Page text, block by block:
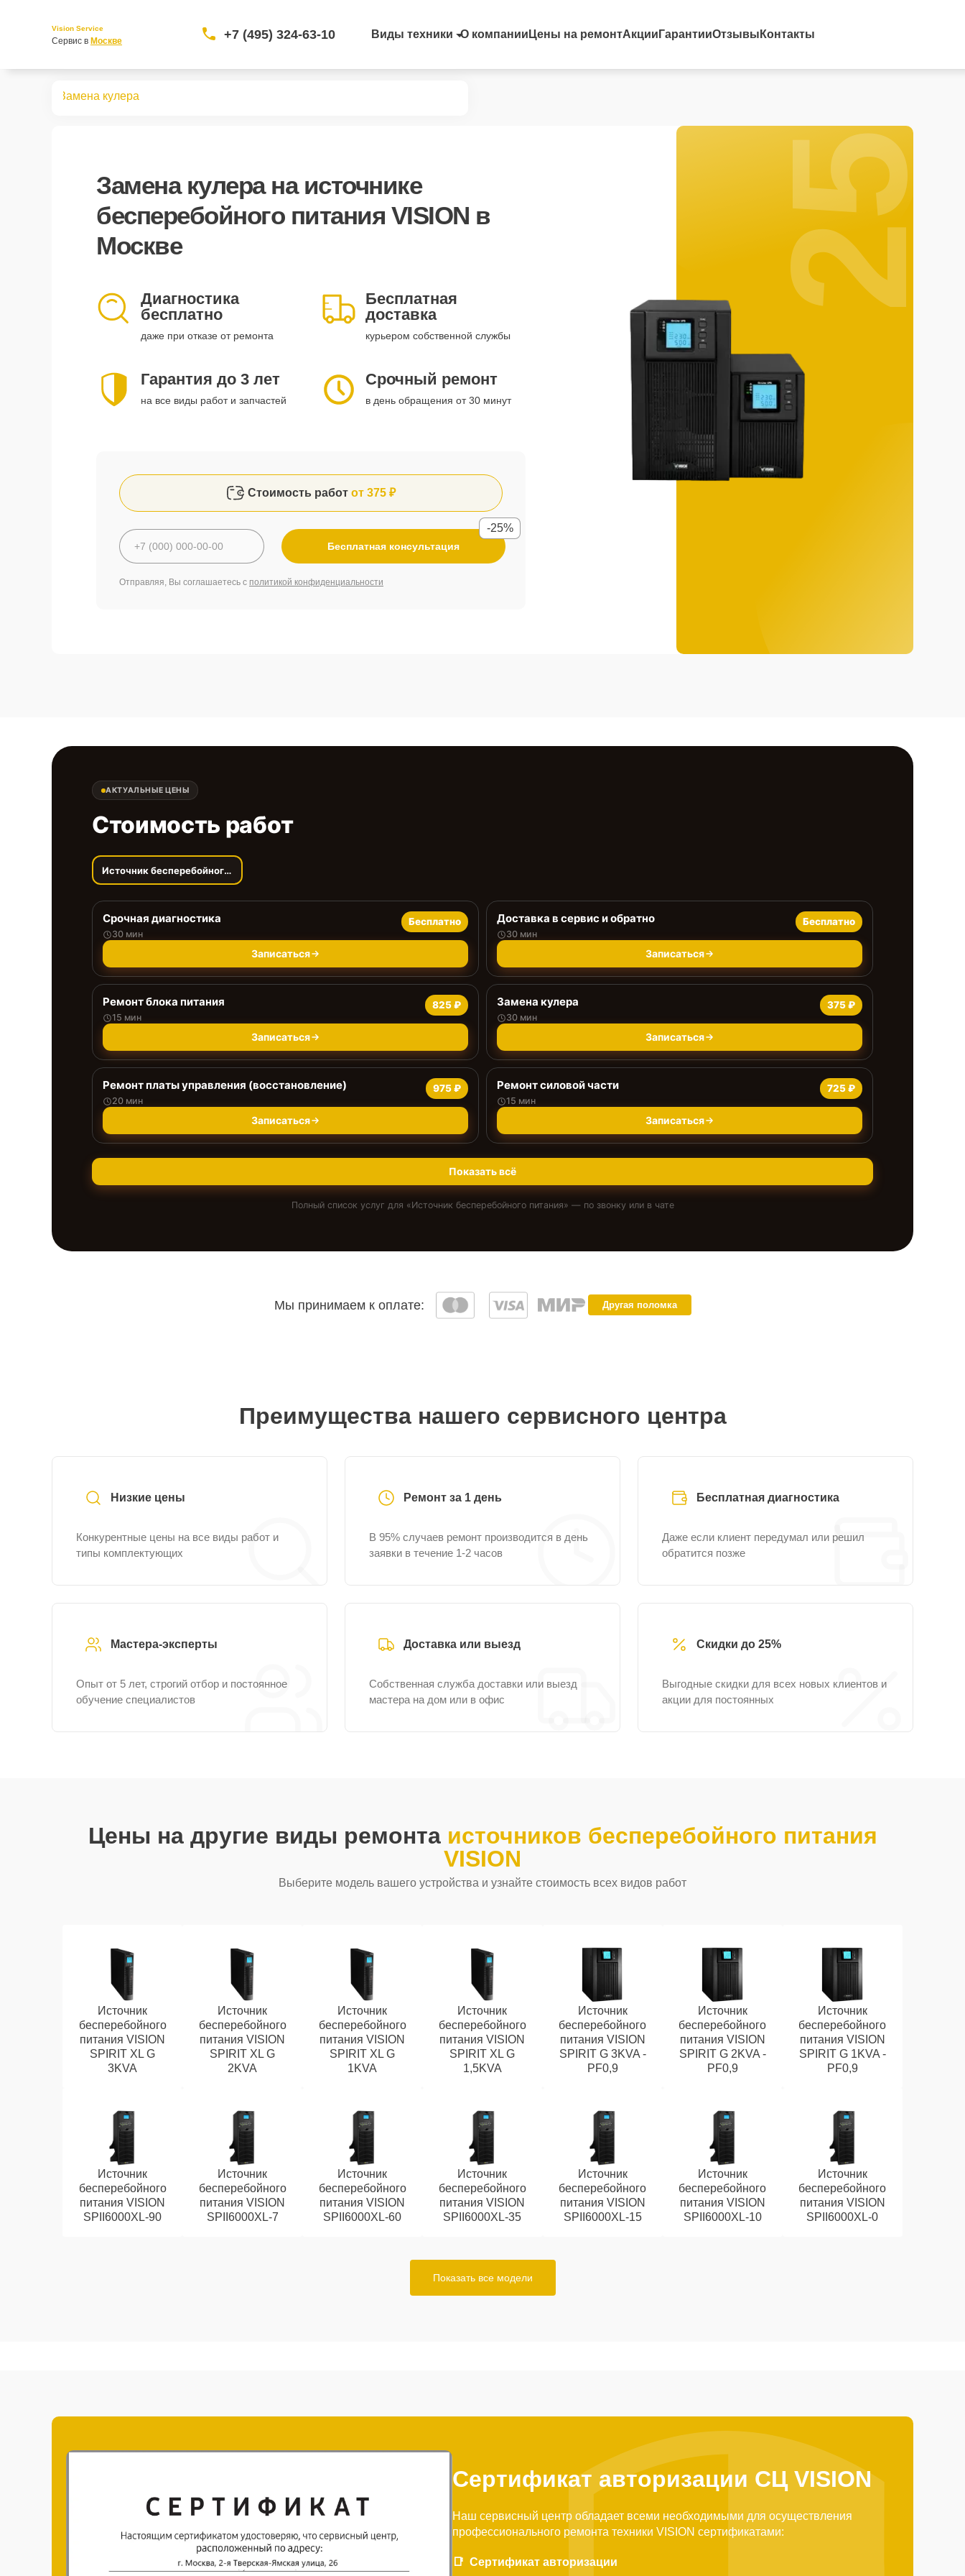
Vision Service
Сервис в Москве +7 (495) 324-63-10 Виды техники О компании Цены на ремонтАкции ГарантииОтзывы Контакты
Замена кулера
Замена кулерана источнике
бесперебойного питания VISION в
Москве
Диагностика
бесплатно
даже при отказе от ремонта
Бесплатная
доставка
курьером собственной службы
Гарантия до 3 лет
на все виды работ и запчастей
Срочный ремонт
в день обращения от 30 минут
Стоимость работ от 375 ₽
Бесплатная консультация
-25%
Отправляя, Вы соглашаетесь с политикой конфиденциальности
25%
АКТУАЛЬНЫЕ ЦЕНЫ
Стоимость работ
Источник бесперебойного питания
Срочная диагностика
30 мин
Бесплатно
Записаться
Доставка в сервис и обратно
30 мин
Бесплатно
Записаться
Ремонт блока питания
15 мин
825 ₽
Записаться
Замена кулера
30 мин
375 ₽
Записаться
Ремонт платы управления (восстановление)
20 мин
975 ₽
Записаться
Ремонт силовой части
15 мин
725 ₽
Записаться
Показать всё
Полный список услуг для «Источник бесперебойного питания» — по звонку или в чате
Мы принимаем к оплате: Другая поломка
Преимущества нашего сервисного центра
Низкие цены
Конкурентные цены на все виды работ и
типы комплектующих
Ремонт за 1 день
В 95% случаев ремонт производится в день
заявки в течение 1-2 часов
Бесплатная диагностика
Даже если клиент передумал или решил
обратится позже
Мастера-эксперты
Опыт от 5 лет, строгий отбор и постоянное
обучение специалистов
Доставка или выезд
Собственная служба доставки или выезд
мастера на дом или в офис
Скидки до 25%
Выгодные скидки для всех новых клиентов и
акции для постоянных
Цены на другие виды ремонта источников бесперебойного питания
VISION
Выберите модель вашего устройства и узнайте стоимость всех видов работ
Источник
бесперебойного
питания VISION
SPIRIT XL G
3KVA
Источник
бесперебойного
питания VISION
SPIRIT XL G
2KVA
Источник
бесперебойного
питания VISION
SPIRIT XL G
1KVA
Источник
бесперебойного
питания VISION
SPIRIT XL G
1,5KVA
Источник
бесперебойного
питания VISION
SPIRIT G 3KVA -
PF0,9
Источник
бесперебойного
питания VISION
SPIRIT G 2KVA -
PF0,9
Источник
бесперебойного
питания VISION
SPIRIT G 1KVA -
PF0,9
Источник
бесперебойного
питания VISION
SPII6000XL-90
Источник
бесперебойного
питания VISION
SPII6000XL-7
Источник
бесперебойного
питания VISION
SPII6000XL-60
Источник
бесперебойного
питания VISION
SPII6000XL-35
Источник
бесперебойного
питания VISION
SPII6000XL-15
Источник
бесперебойного
питания VISION
SPII6000XL-10
Источник
бесперебойного
питания VISION
SPII6000XL-0
Показать все модели
Сертификат авторизации СЦ VISION
Наш сервисный центр обладает всеми необходимыми для осуществления
профессионального ремонта техники VISION сертификатами:
Сертификат авторизации